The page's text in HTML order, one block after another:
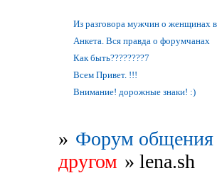
Из разговора мужчин о женщинах в
Анкета. Вся правда о форумчанах
Как быть????????7
Всем Привет. !!!
Внимание! дорожные знаки! :)
» Форум общения
другом » lena.sh